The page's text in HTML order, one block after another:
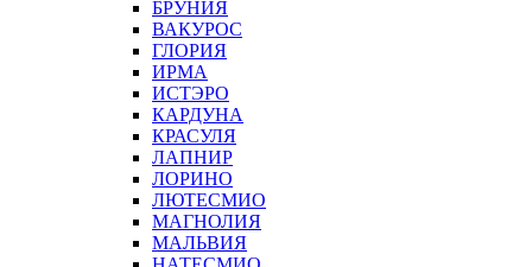
БРУНИЯ
ВАКУРОС
ГЛОРИЯ
ИРМА
ИСТЭРО
КАРДУНА
КРАСУЛЯ
ЛАПНИР
ЛОРИНО
ЛЮТЕСМИО
МАГНОЛИЯ
МАЛЬВИЯ